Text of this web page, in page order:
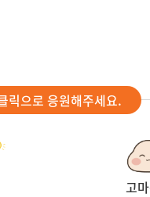
릭으로 응원해주세요.
고